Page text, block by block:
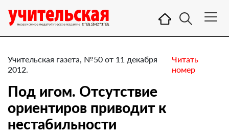
Учительская газета, №50 от 11 декабря
2012.
Читать
номер
Под игом. Отсутствие
ориентиров приводит к
нестабильности